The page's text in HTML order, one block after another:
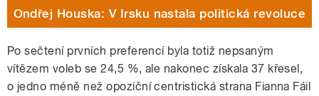
Ondřej Houska: V Irsku nastala politická revoluce
Po sečtení prvních preferencí byla totiž nepsaným
vítězem voleb se 24,5 %, ale nakonec získala 37 křesel,
o jedno méně než opoziční centristická strana Fianna Fáil